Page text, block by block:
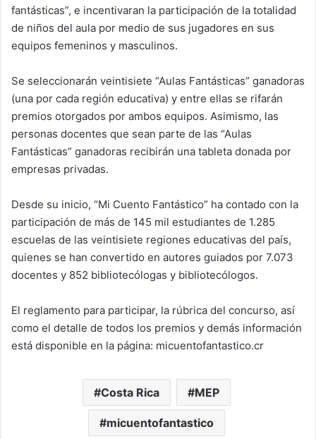
fantásticas”, e incentivaran la participación de la totalidad
de niños del aula por medio de sus jugadores en sus
equipos femeninos y masculinos.
Se seleccionarán veintisiete “Aulas Fantásticas” ganadoras
(una por cada región educativa) y entre ellas se rifarán
premios otorgados por ambos equipos. Asimismo, las
personas docentes que sean parte de las “Aulas
Fantásticas” ganadoras recibirán una tableta donada por
empresas privadas.
Desde su inicio, “Mi Cuento Fantástico” ha contado con la
participación de más de 145 mil estudiantes de 1.285
escuelas de las veintisiete regiones educativas del país,
quienes se han convertido en autores guiados por 7.073
docentes y 852 bibliotecólogas y bibliotecólogos.
El reglamento para participar, la rúbrica del concurso, así
como el detalle de todos los premios y demás información
está disponible en la página: micuentofantastico.cr
Costa Rica MEP
micuentofantastico